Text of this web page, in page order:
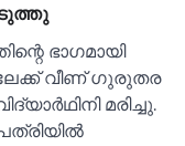
ഭാഗമായി
വീണ് ഗുരുതര
മരിച്ചു.